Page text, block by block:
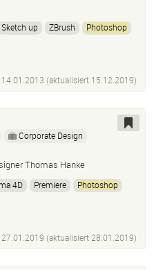
Sketch up ZBrush Photoshop
14.01.2013 (aktualisiert 15.12.2019)
Corporate Design
Thomas Hanke
4D Premiere
Photoshop
27.01.2019 (aktualisiert28.01.2019)